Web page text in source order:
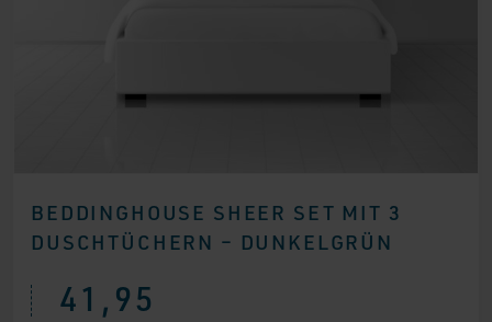
BEDDINGHOUSE SHEER SET MIT 3
DUSCHTÜCHERN – DUNKELGRÜN
41,95